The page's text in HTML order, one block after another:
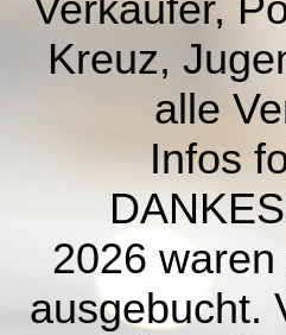
Kreuz,
alle
Infos
2026
ausgebucht.